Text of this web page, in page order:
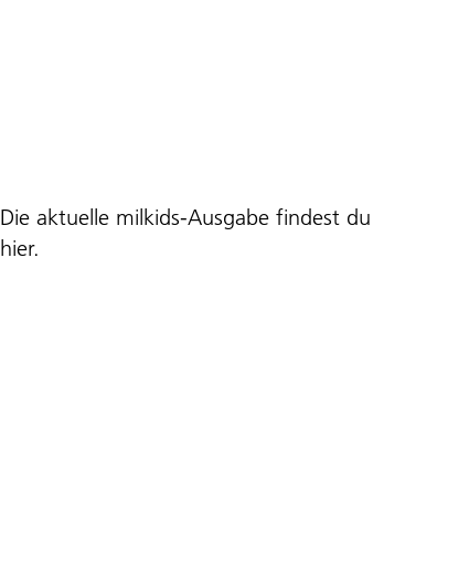
Die aktuelle milkids-Ausgabe findest du
hier.